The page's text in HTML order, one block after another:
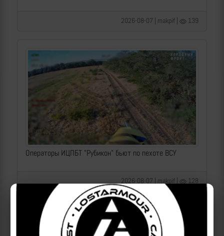
2026-08-07 | makpif | 139
Операторы ИЦПБТ "Рубикон" бьют по пехоте ВСУ
2026-08-07 | makpif | 128